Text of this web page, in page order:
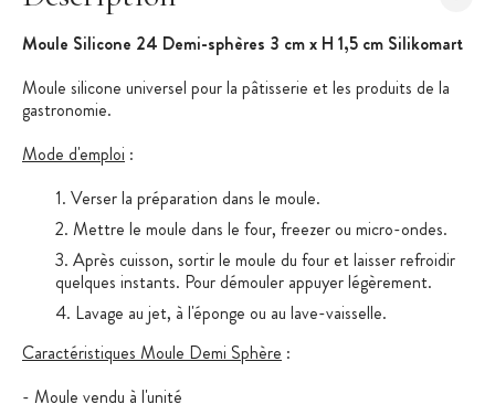
Moule Silicone 24 Demi-sphères 3 cm x H 1,5 cm Silikomart
Moule silicone universel pour la pâtisserie et les produits de la
gastronomie.
Mode d'emploi :
Verser la préparation dans le moule.
Mettre le moule dans le four, freezer ou micro-ondes.
Après cuisson, sortir le moule du four et laisser refroidir
quelques instants. Pour démouler appuyer légèrement.
Lavage au jet, à l'éponge ou au lave-vaisselle.
Caractéristiques Moule Demi Sphère :
- Moule vendu à l'unité